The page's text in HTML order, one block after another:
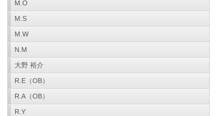
M.O
M.S
M.W
N.M
大野 裕介
R.E（OB）
R.A（OB）
R.Y